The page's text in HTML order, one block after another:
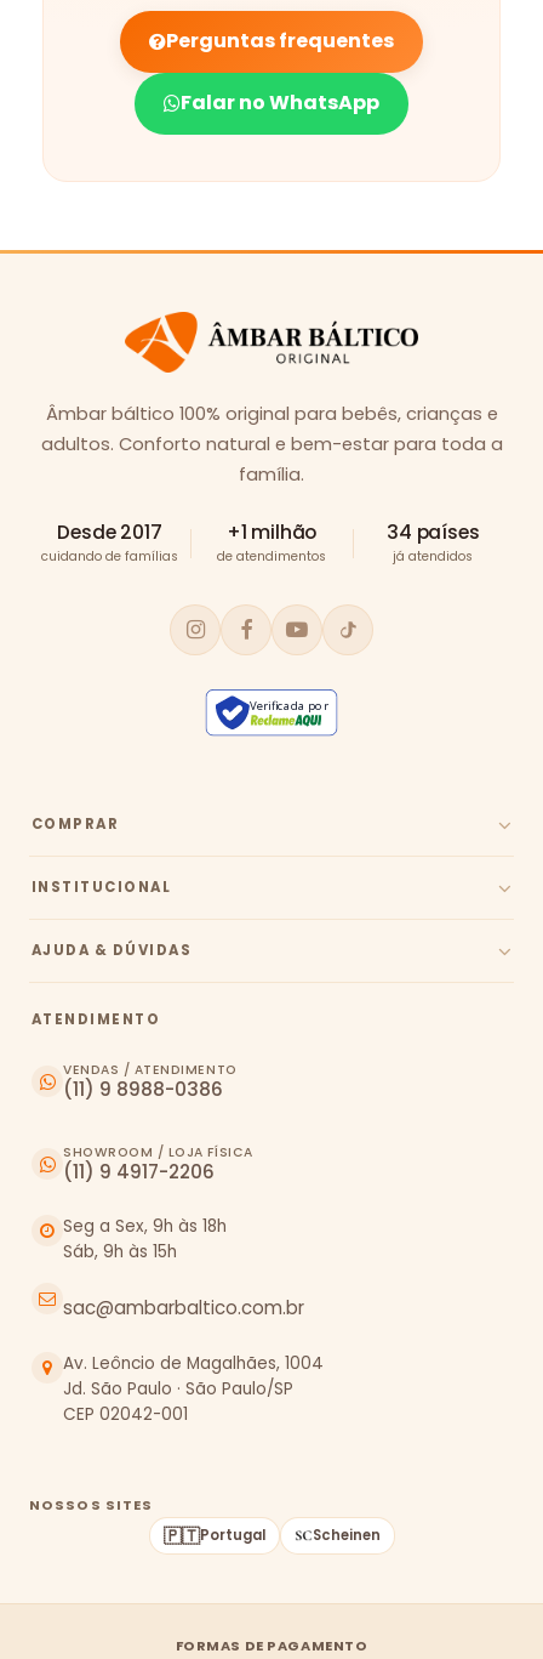
Perguntas frequentes
Falar no WhatsApp
Âmbar báltico 100% original para bebês, crianças e
adultos. Conforto natural e bem-estar para toda a
família.
Desde 2017
cuidando de famílias
+1 milhão
de atendimentos
34 países
já atendidos
Verificada por
COMPRAR
INSTITUCIONAL
AJUDA & DÚVIDAS
ATENDIMENTO
VENDAS / ATENDIMENTO
(11) 9 8988-0386
SHOWROOM / LOJA FÍSICA
(11) 9 4917-2206
Seg a Sex, 9h às 18h
Sáb, 9h às 15h
sac@ambarbaltico.com.br
Av. Leôncio de Magalhães, 1004
Jd. São Paulo · São Paulo/SP
CEP 02042-001
NOSSOS SITES
🇵🇹Portugal Scheinen
FORMAS DE PAGAMENTO